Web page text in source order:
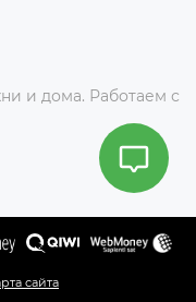
и дома. Работаем с
сайта